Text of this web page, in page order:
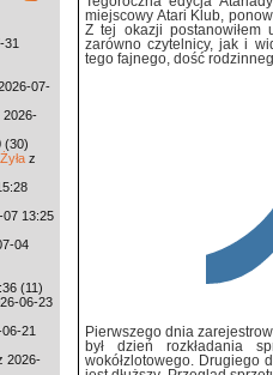
31
07-
2026-
(30)
z
13:25
04
(11)
06-23
21
2026-
miejscowy Atari Klub,
Z tej okazji
zarówno czytelnicy, jak i
tego fajnego, dość
Pierwszego dnia
był dzień rozkładania
wokółzlotowego. Drugiego